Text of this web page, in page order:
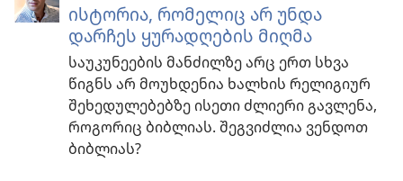
ისტორია, რომელიც არ უნდა
დარჩეს ყურადღების მიღმა
საუკუნეების მანძილზე არც ერთ სხვა
წიგნს არ მოუხდენია ხალხის რელიგიურ
შეხედულებებზე ისეთი ძლიერი გავლენა,
როგორიც ბიბლიას. შეგვიძლია ვენდოთ
ბიბლიას?